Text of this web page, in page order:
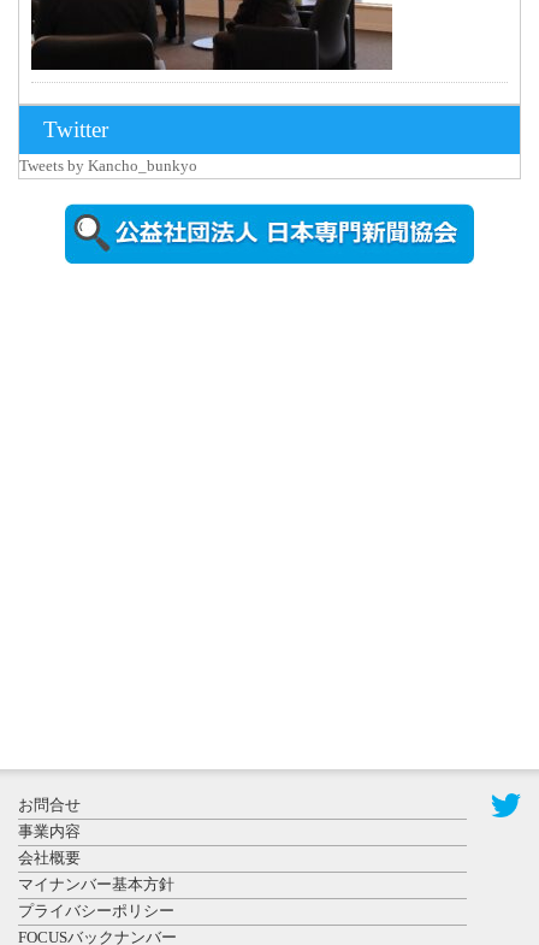
ォトスポッ
ト （8...
県警等と大
規模災害時
連携協定を
締結し...
Twitter
Tweets by Kancho_bunkyo
お問合せ
事業内容
会社概要
マイナンバー基本方針
プライバシーポリシー
FOCUSバックナンバー